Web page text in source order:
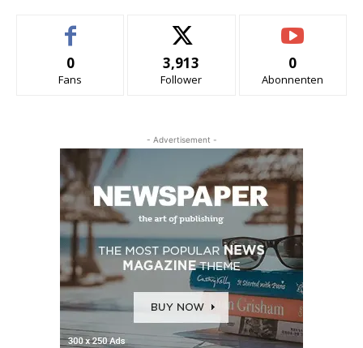
0
Fans
3,913
Follower
0
Abonnenten
- Advertisement -